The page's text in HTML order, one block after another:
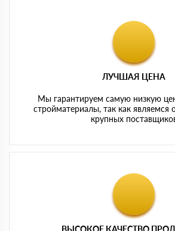
ЛУЧШАЯ ЦЕНА
Мы гарантируем самую низкую
стройматериалы, так как
крупных
ВЫСОКОЕ КАЧЕСТВО